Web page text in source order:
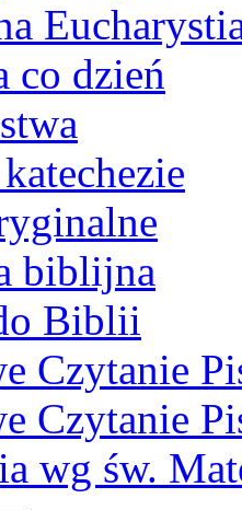
co dzień
biblijna
Biblii
Czytanie
Czytanie
wg św.